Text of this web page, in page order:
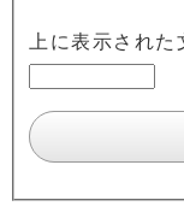
上に表示され